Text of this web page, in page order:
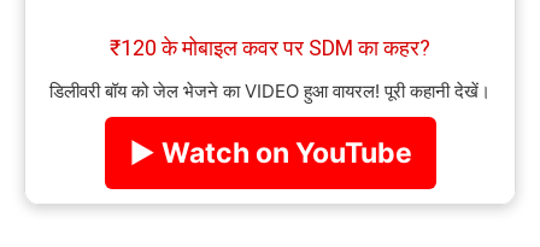
₹120 के मोबाइल कवर पर SDM का कहर?
डिलीवरी बॉय को जेल भेजने का VIDEO हुआ वायरल! पूरी कहानी देखें।
▶ Watch on YouTube